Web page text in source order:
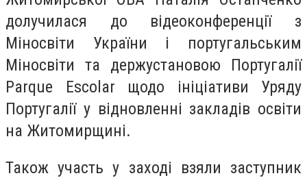
долучилася до відеоконференції з
Міносвіти України і португальським
Міносвіти та держустановою Португалії
Parque Escolar щодо ініціативи Уряду
Португалії у відновленні закладів освіти
на Житомирщині.
Також участь у заході взяли заступник